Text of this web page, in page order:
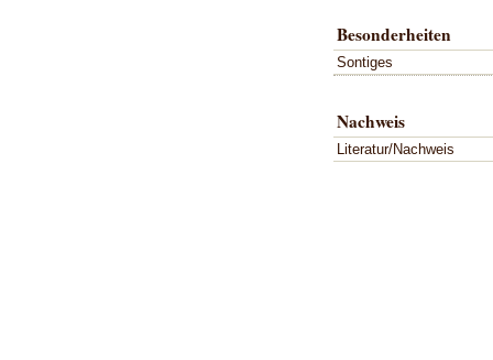
Besonderheiten
Sontiges
Nachweis
Literatur/Nachweis